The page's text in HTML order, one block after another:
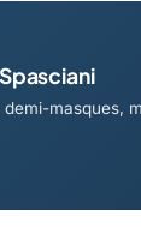
demi-masques,